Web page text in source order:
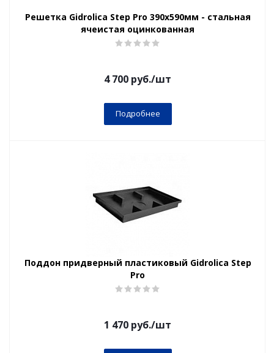
Решетка Gidrolica Step Pro 390х590мм - стальная
ячеистая оцинкованная
4 700 руб./шт
Подробнее
Поддон придверный пластиковый Gidrolica Step
Pro
1 470 руб./шт